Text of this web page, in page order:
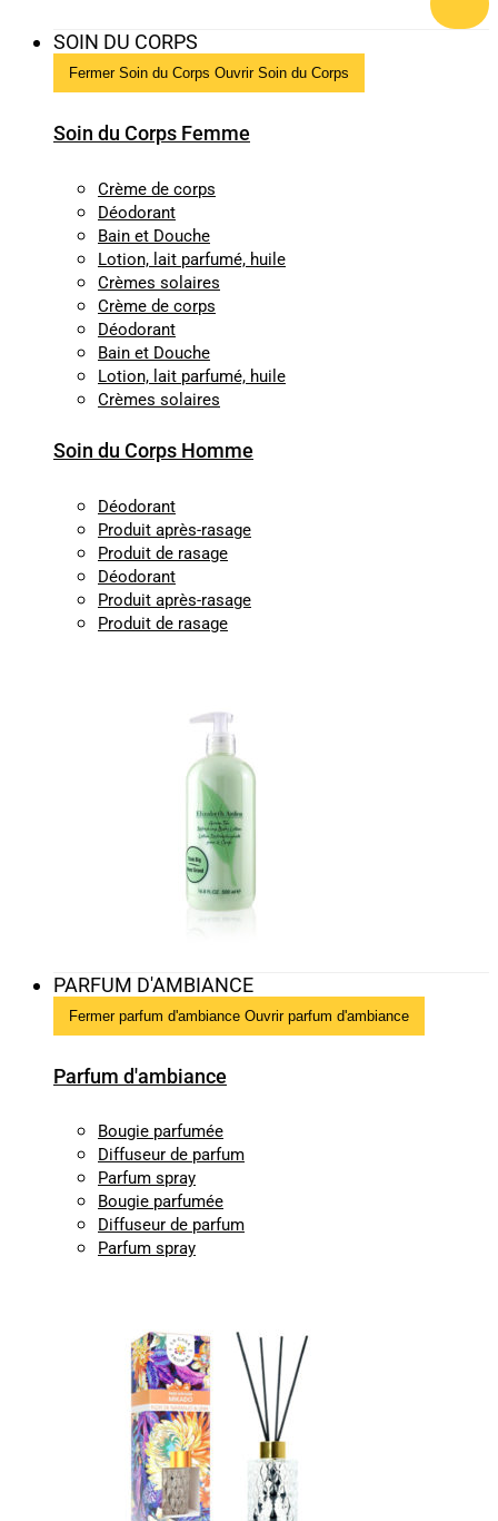
SOIN DU CORPS
Fermer Soin du Corps Ouvrir Soin du Corps
Soin du Corps Femme
Crème de corps
Déodorant
Bain et Douche
Lotion, lait parfumé, huile
Crèmes solaires
Crème de corps
Déodorant
Bain et Douche
Lotion, lait parfumé, huile
Crèmes solaires
Soin du Corps Homme
Déodorant
Produit après-rasage
Produit de rasage
Déodorant
Produit après-rasage
Produit de rasage
PARFUM D'AMBIANCE
Fermer parfum d'ambiance Ouvrir parfum d'ambiance
Parfum d'ambiance
Bougie parfumée
Diffuseur de parfum
Parfum spray
Bougie parfumée
Diffuseur de parfum
Parfum spray